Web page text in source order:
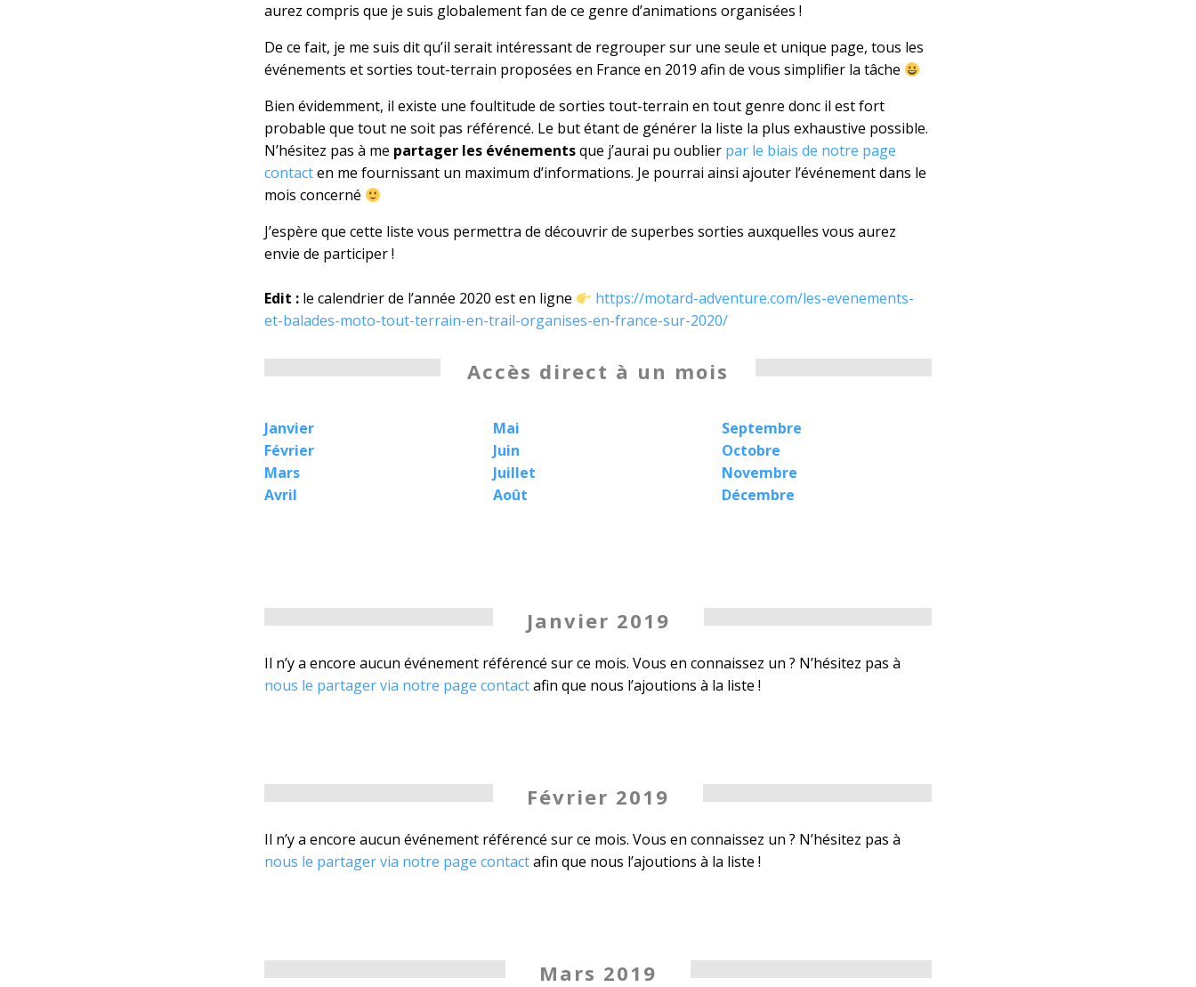
aurez compris que je suis globalement fan de ce genre d’animations organisées !
De ce fait, je me suis dit qu’il serait intéressant de regrouper sur une seule et unique page, tous les
événements et sorties tout-terrain proposées en France en 2019 afin de vous simplifier la tâche
Bien évidemment, il existe une foultitude de sorties tout-terrain en tout genre donc il est fort
probable que tout ne soit pas référencé. Le but étant de générer la liste la plus exhaustive possible.
N’hésitez pas à me partager les événementsque j’aurai pu oublier par le biais de notre page
contacten me fournissant un maximum d’informations. Je pourrai ainsi ajouter l’événement dans le
mois concerné
J’espère que cette liste vous permettra de découvrir de superbes sorties auxquelles vous aurez
envie de participer !
Edit : le calendrier de l’année 2020 est en ligne
https://motard-adventure.com/les-evenements-
et-balades-moto-tout-terrain-en-trail-organises-en-france-sur-2020/
Accès direct à un mois
Janvier
Février
Mars
Avril
Mai
Juin
Juillet
Août
Septembre
Octobre
Novembre
Décembre
Janvier 2019
Il n’y a encore aucun événement référencé sur ce mois. Vous en connaissez un ? N’hésitez pas à
nous le partager via notre page contactafin que nous l’ajoutions à la liste !
Février 2019
Il n’y a encore aucun événement référencé sur ce mois. Vous en connaissez un ? N’hésitez pas à
nous le partager via notre page contactafin que nous l’ajoutions à la liste !
Mars 2019